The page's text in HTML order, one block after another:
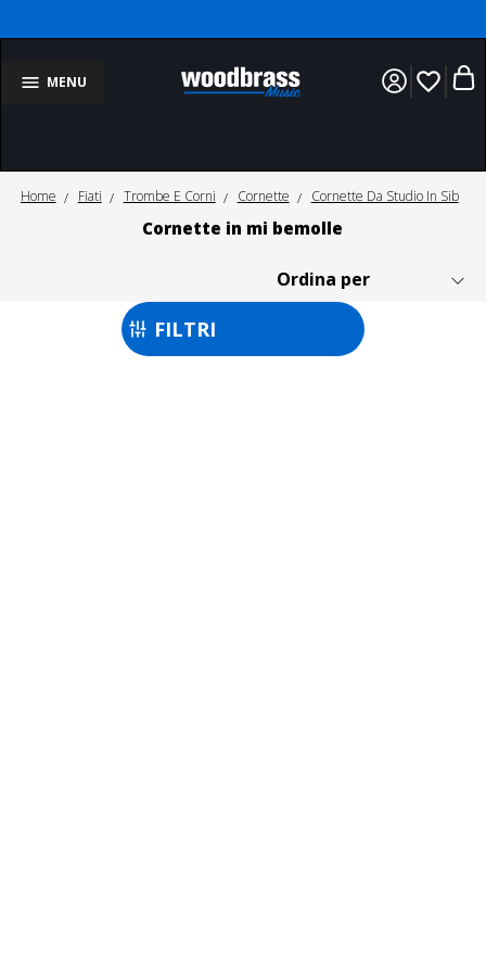
MENU favorite_border
Home Fiati Trombe E Corni Cornette Cornette Da Studio In Sib
Cornette in mi bemolle
 FILTRI